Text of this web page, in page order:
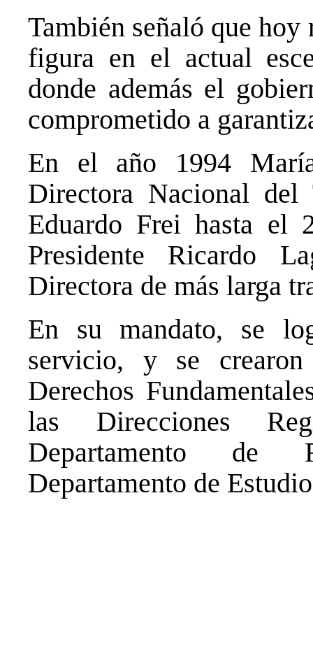
También señaló que
figura en el actual
donde además el
comprometido a
En el año 1994
Directora Nacional
Eduardo Frei hasta el
Presidente Ricardo
Directora de más larga
En su mandato, se
servicio, y se
Derechos
las Direcciones
Departamento de
Departamento de